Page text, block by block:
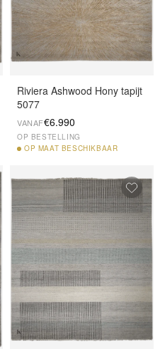
Riviera Ashwood Hony tapijt
5077
VANAF€6.990
OP BESTELLING
OP MAAT BESCHIKBAAR